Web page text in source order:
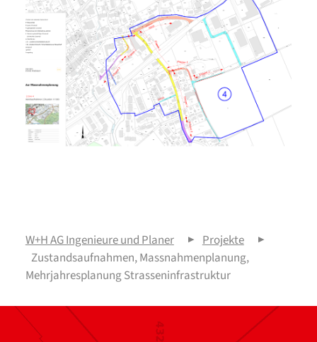
W+H AG Ingenieure und Planer ▶ Projekte
▶
Zustandsaufnahmen, Massnahmenplanung,
Mehrjahresplanung Strasseninfrastruktur